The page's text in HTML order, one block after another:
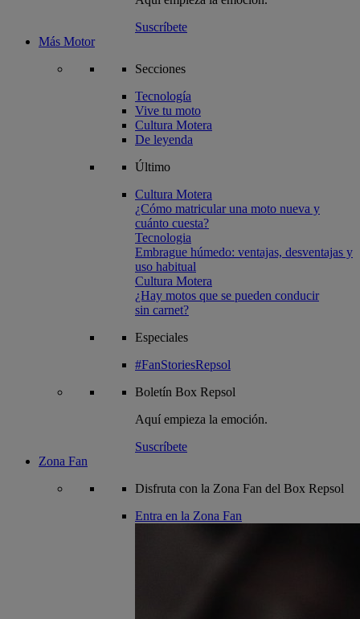
Suscríbete
Más Motor
Secciones
Tecnología
Vive tu moto
Cultura Motera
De leyenda
Último
Cultura Motera
¿Cómo matricular una moto nueva y
cuánto cuesta?
Tecnologia
Embrague húmedo: ventajas, desventajas y
uso habitual
Cultura Motera
¿Hay motos que se pueden conducir
sin carnet?
Especiales
#FanStoriesRepsol
Boletín Box Repsol
Aquí empieza la emoción.
Suscríbete
Zona Fan
Disfruta con la Zona Fan del Box Repsol
Entra en la Zona Fan